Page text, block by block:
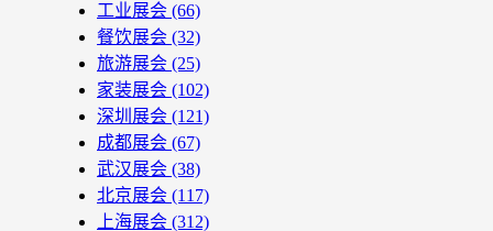
工业展会 (66)
餐饮展会 (32)
旅游展会 (25)
家装展会 (102)
深圳展会 (121)
成都展会 (67)
武汉展会 (38)
北京展会 (117)
上海展会 (312)